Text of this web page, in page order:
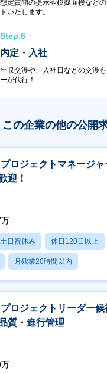
想定質問の提示や模擬面接など
トいたします。
Step.6
内定・入社
年収交渉や、入社日などの交渉
ーが代行！
この企業の他の公開
プロジェクトマネージ
迎！
土日祝休み 休日120日以上
月残業20時間以内
プロジェクトリーダー
質・進行管理